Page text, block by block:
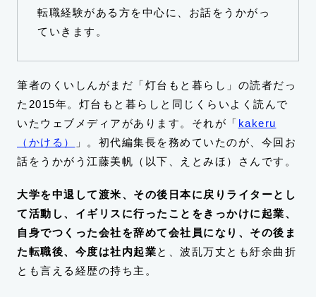
転職経験がある方を中心に、お話をうかがっ
ていきます。
筆者のくいしんがまだ「灯台もと暮らし」の読者だっ
た2015年。灯台もと暮らしと同じくらいよく読んで
いたウェブメディアがあります。それが「 kakeru
（かける）
」。初代編集長を務めていたのが、今回お
話をうかがう江藤美帆（以下、えとみほ）さんです。
大学を中退して渡米、その後日本に戻りライターとし
て活動し、イギリスに行ったことをきっかけに起業、
自身でつくった会社を辞めて会社員になり、その後ま
た転職後、今度は社内起業と、波乱万丈とも紆余曲折
とも言える経歴の持ち主。